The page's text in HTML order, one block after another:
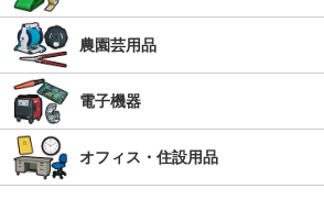
農園芸用品
電子機器
オフィス・住設用品